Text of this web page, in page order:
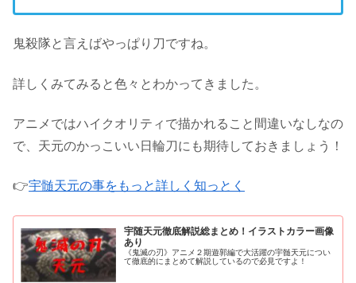
鬼殺隊と言えばやっぱり刀ですね。
詳しくみてみると色々とわかってきました。
アニメではハイクオリティで描かれること間違いなしなの
で、天元のかっこいい日輪刀にも期待しておきましょう！
👉宇髄天元の事をもっと詳しく知っとく
宇随天元徹底解説総まとめ！イラストカラー画像
あり
《鬼滅の刃》アニメ２期遊郭編で大活躍の宇髄天元につい
て徹底的にまとめて解説しているので必見ですよ！